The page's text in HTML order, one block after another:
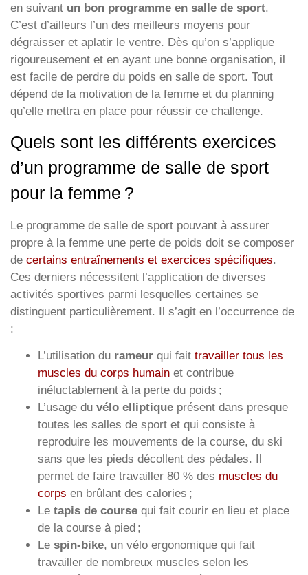
en suivant un bon programme en salle de sport.
C’est d’ailleurs l’un des meilleurs moyens pour
dégraisser et aplatir le ventre. Dès qu’on s’applique
rigoureusement et en ayant une bonne organisation, il
est facile de perdre du poids en salle de sport. Tout
dépend de la motivation de la femme et du planning
qu’elle mettra en place pour réussir ce challenge.
Quels sont les différents exercices
d’un programme de salle de sport
pour la femme ?
Le programme de salle de sport pouvant à assurer
propre à la femme une perte de poids doit se composer
de certains entraînements et exercices spécifiques.
Ces derniers nécessitent l’application de diverses
activités sportives parmi lesquelles certaines se
distinguent particulièrement. Il s’agit en l’occurrence de
:
L’utilisation du rameur qui fait travailler tous les
muscles du corps humain et contribue
inéluctablement à la perte du poids ;
L’usage du vélo elliptique présent dans presque
toutes les salles de sport et qui consiste à
reproduire les mouvements de la course, du ski
sans que les pieds décollent des pédales. Il
permet de faire travailler 80 % des muscles du
corps en brûlant des calories ;
Le tapis de course qui fait courir en lieu et place
de la course à pied ;
Le spin-bike, un vélo ergonomique qui fait
travailler de nombreux muscles selon les